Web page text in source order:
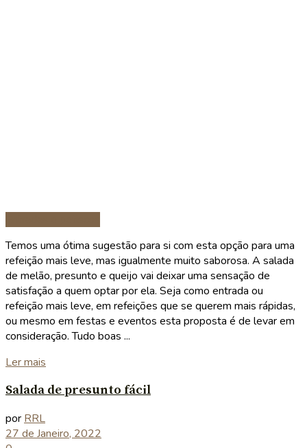
Temos uma ótima sugestão para si com esta opção para uma
refeição mais leve, mas igualmente muito saborosa. A salada
de melão, presunto e queijo vai deixar uma sensação de
satisfação a quem optar por ela. Seja como entrada ou
refeição mais leve, em refeições que se querem mais rápidas,
ou mesmo em festas e eventos esta proposta é de levar em
consideração. Tudo boas ...
Ler mais
Salada de presunto fácil
por RRL
27 de Janeiro, 2022